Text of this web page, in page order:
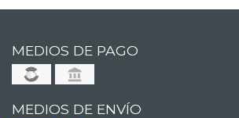
MEDIOS DE PAGO
MEDIOS DE ENVÍO